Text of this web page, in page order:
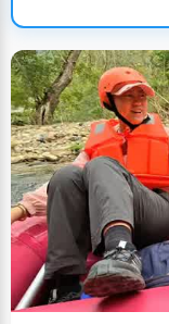
一下"，肖梦君非常开
了140分，"反正就是很走运就是了"。 "
窍"。 肖梦君不喜欢谈学习方法学习经验，这些都是纸上谈兵的东西，
真正面对敌人的时候
乎每一个高中生都是
用不用功，多阅读，
绩，"同学们都说肖梦
中三年，除了学习以
间，总能看到肖梦君
窍"。 开头很重要，如果第一次考好了，就会把它当作一种标杆，以后
要跟这个一样好或者
好成绩当成一种习惯
的水平，就好好学习
常从容的保持第一的
为全级前十名的同学
的教室里，桌椅差不